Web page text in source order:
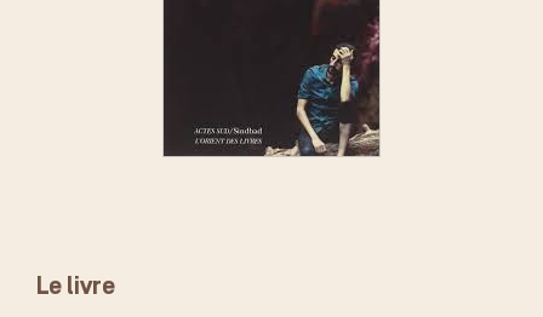
Le livre